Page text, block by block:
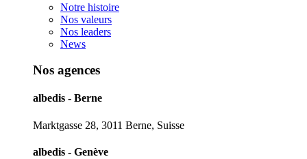
Notre histoire
Nos valeurs
Nos leaders
News
Nos agences
albedis - Berne
Marktgasse 28, 3011 Berne, Suisse
albedis - Genève